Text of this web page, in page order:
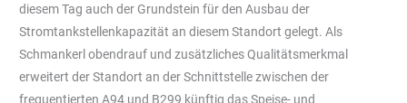
diesem Tag auch der Grundstein für den Ausbau der
Stromtankstellenkapazität an diesem Standort gelegt. Als
Schmankerl obendrauf und zusätzliches Qualitätsmerkmal
erweitert der Standort an der Schnittstelle zwischen der
frequentierten A94 und B299 künftig das Speise- und